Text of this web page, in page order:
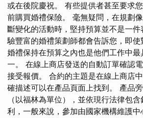
或在後院慶祝。 有些提供者甚至要求
前購買婚禮保險。 毫無疑問，在規劃
斷變化的活動時，堅持預算並不是一
驗豐富的婚禮策劃師都會告訴您，即
婚禮保持在預算之內也是他們工作中最
一。 在線上商店發送的自動訂單確認
接受報價。 合約的主題是在線上商店
確描述可以在產品頁面上找到。 產品
（以福林為單位），並依現行法律包
利，一般來說，參加由國家機構維護